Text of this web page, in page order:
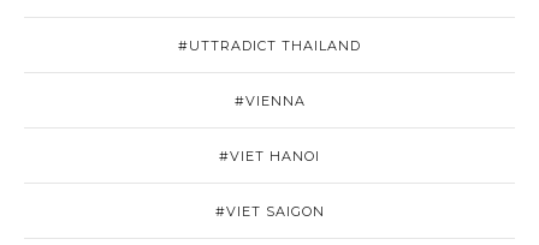
#UTTRADICT THAILAND
#VIENNA
#VIET HANOI
#VIET SAIGON